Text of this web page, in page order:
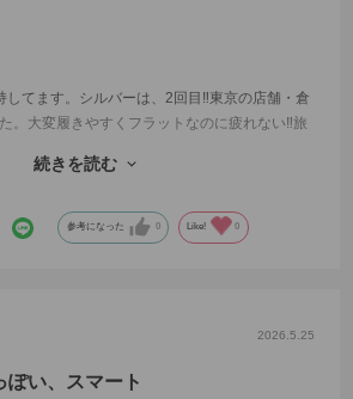
してます。シルバーは、2回目‼️東京の店舗・倉
。大変履きやすくフラットなのに疲れない‼️旅
がり早速購入したそうです。
ております。
続きを読む
参考になった 0 Like! 0
2026.5.25
ぽい、スマート